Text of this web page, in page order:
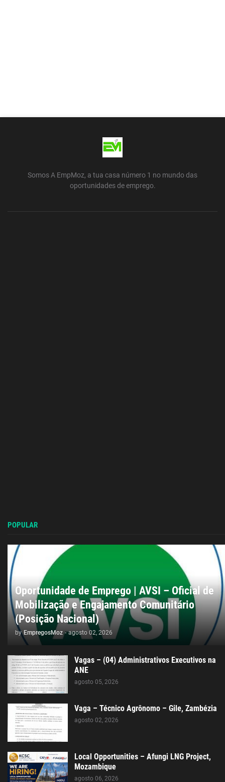
Somos A EmpMoz, a tua casa número 1 no mundo das
oportunidades de emprego.
POPULAR
Oportunidade de Emprego | AVSI – Oficial de
Mobilização e Engajamento Comunitário
(Posição Nacional)
by EmpregosMoz - agosto 02, 2026
Vagas – (04) Administrativos Executivos na
ANE
agosto 05, 2026
Vaga – Técnico Agrônomo – Gile, Zambézia
agosto 02, 2026
Local Opportunities – Afungi LNG Project,
Mozambique
agosto 06, 2026